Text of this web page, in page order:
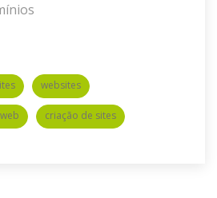
websites
criação de sites